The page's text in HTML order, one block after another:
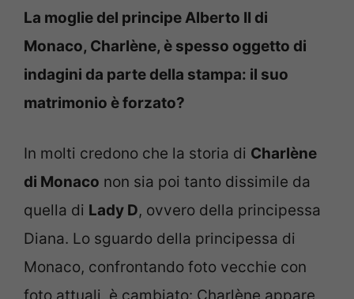
La moglie del principe Alberto II di
Monaco, Charlène, è spesso oggetto di
indagini da parte della stampa: il suo
matrimonio è forzato?
In molti credono che la storia di Charlène
di Monaco non sia poi tanto dissimile da
quella di Lady D, ovvero della principessa
Diana. Lo sguardo della principessa di
Monaco, confrontando foto vecchie con